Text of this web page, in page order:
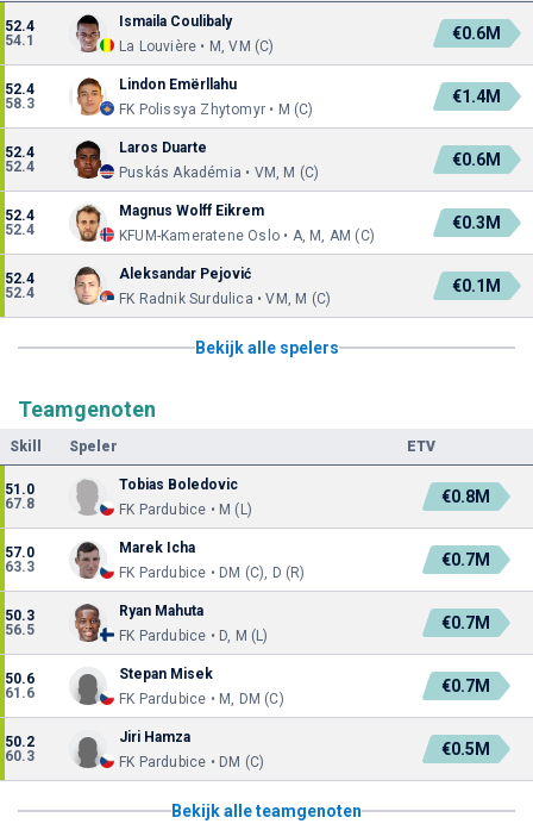
52.4
54.1
Ismaila Coulibaly
La Louvière • M, VM (C)
€0.6M
52.4
58.3
Lindon Emërllahu
FK Polissya Zhytomyr • M (C)
€1.4M
52.4
52.4
Laros Duarte
Puskás Akadémia • VM, M (C)
€0.6M
52.4
52.4
Magnus Wolff Eikrem
KFUM-Kameratene Oslo • A, M, AM (C)
€0.3M
52.4
52.4
Aleksandar Pejović
FK Radnik Surdulica • VM, M (C)
€0.1M
Bekijk alle spelers
Teamgenoten
Skill Speler ETV
51.0
67.8
Tobias Boledovic
FK Pardubice • M (L)
€0.8M
57.0
63.3
Marek Icha
FK Pardubice • DM (C), D (R)
€0.7M
50.3
56.5
Ryan Mahuta
FK Pardubice • D, M (L)
€0.7M
50.6
61.6
Stepan Misek
FK Pardubice • M, DM (C)
€0.7M
50.2
60.3
Jiri Hamza
FK Pardubice • DM (C)
€0.5M
Bekijk alle teamgenoten